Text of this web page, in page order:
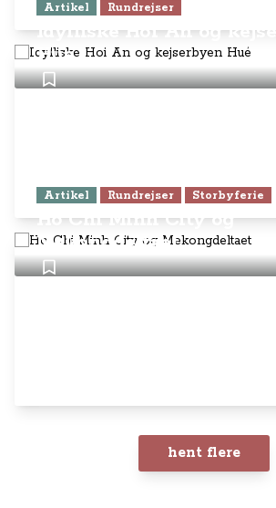
Artikel Rundrejser
Idylliske Hoi An og
Hué
Artikel Rundrejser Storbyferie
Ho Chi Minh City og
Mekongdeltaet
hent flere